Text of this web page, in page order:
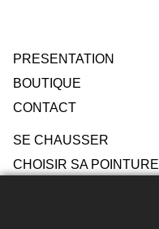
PRESENTATION
BOUTIQUE
CONTACT
SE CHAUSSER
CHOISIR SA POINTURE